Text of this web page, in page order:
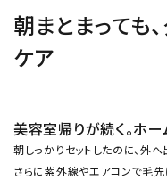
お知らせ
朝まとまって
ケア
美容室帰りが続く。ホ
朝しっかりセットしたのに、外
さらに紫外線やエアコンで毛先